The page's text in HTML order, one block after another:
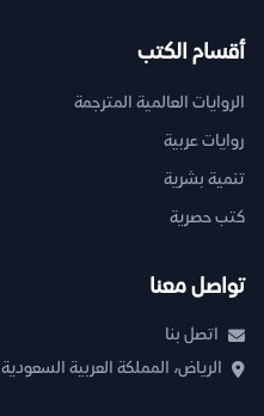
أقسام الكتب
الروايات العالمية المترجمة
روايات عربية
تنمية بشرية
كتب حصرية
تواصل معنا
اتصل بنا
الرياض، المملكة العربية السعودية